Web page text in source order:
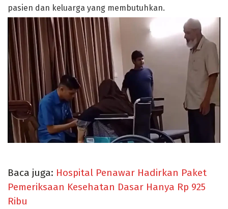
pasien dan keluarga yang membutuhkan.
Baca juga: Hospital Penawar Hadirkan Paket
Pemeriksaan Kesehatan Dasar Hanya Rp 925
Ribu